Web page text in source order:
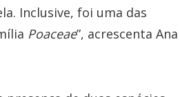
Inclusive, foi uma das
Poaceae”, acrescenta Ana